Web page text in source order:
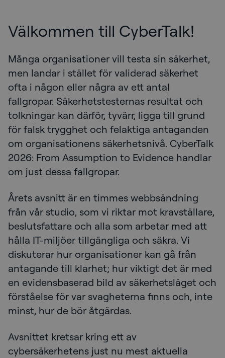
Välkommen till CyberTalk!
Många organisationer vill testa sin säkerhet,
men landar i stället för validerad säkerhet
ofta i någon eller några av ett antal
fallgropar. Säkerhetstesternas resultat och
tolkningar kan därför, tyvärr, ligga till grund
för falsk trygghet och felaktiga antaganden
om organisationens säkerhetsnivå. CyberTalk
2026: From Assumption to Evidence handlar
om just dessa fallgropar.
Årets avsnitt är en timmes webbsändning
från vår studio, som vi riktar mot kravställare,
beslutsfattare och alla som arbetar med att
hålla IT-miljöer tillgängliga och säkra. Vi
diskuterar hur organisationer kan gå från
antagande till klarhet; hur viktigt det är med
en evidensbaserad bild av säkerhetsläget och
förståelse för var svagheterna finns och, inte
minst, hur de bör åtgärdas.
Avsnittet kretsar kring ett av
cybersäkerhetens just nu mest aktuella